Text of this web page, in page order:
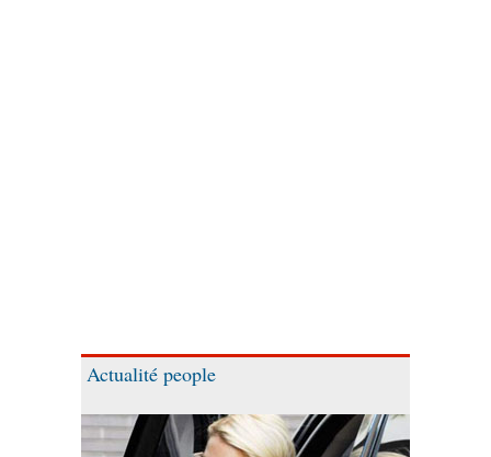
Actualité people